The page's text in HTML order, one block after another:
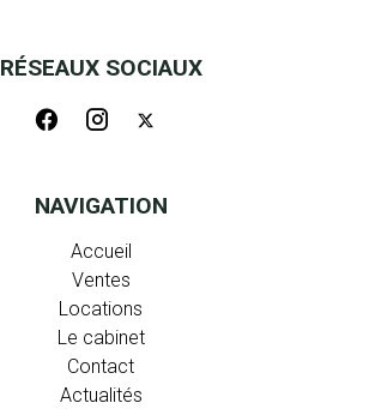
RÉSEAUX SOCIAUX
NAVIGATION
Accueil
Ventes
Locations
Le cabinet
Contact
Actualités